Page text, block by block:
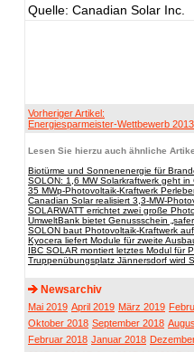
Quelle: Canadian Solar Inc.
Vorheriger Artikel:
Energiesparmeister-Wettbewerb
Lesen Sie hierzu auch ähnliche
Biotürme und Sonnenenergie für
SOLON: 1,6 MW Solarkraftwerk geht
35 MWp-Photovoltaik-Kraftwerk
Canadian Solar realisiert 3,3-MW-
SOLARWATT errichtet zwei große
UmweltBank bietet Genussschein
SOLON baut Photovoltaik-Kraftwerk
Kyocera liefert Module für zweite
IBC SOLAR montiert letztes Modul für
Truppenübungsplatz Jännersdorf wird
Newsarchiv
Mai 2019 April 2019 März 2019
Oktober 2018 September 2018
Februar 2018 Januar 2018